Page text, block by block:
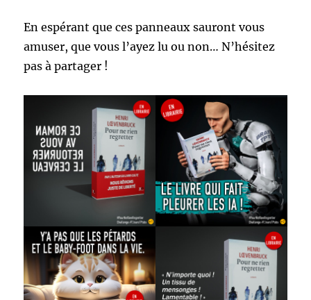
En espérant que ces panneaux sauront vous
amuser, que vous l’ayez lu ou non… N’hésitez
pas à partager !